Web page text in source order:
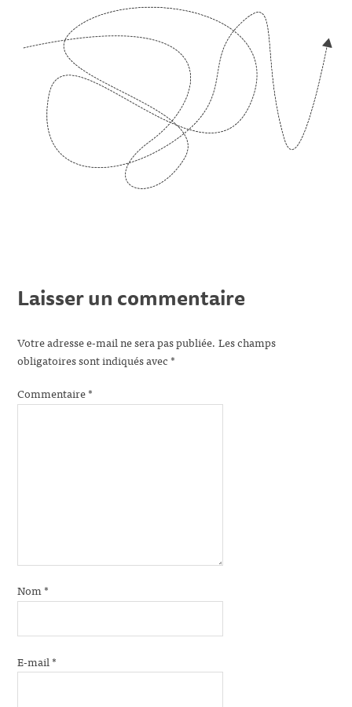
Laisser un commentaire
Votre adresse e-mail ne sera pas publiée. Les champs
obligatoires sont indiqués avec*
Commentaire*
Nom*
E-mail*